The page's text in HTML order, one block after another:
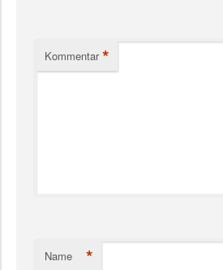
Kommentar *
Name *